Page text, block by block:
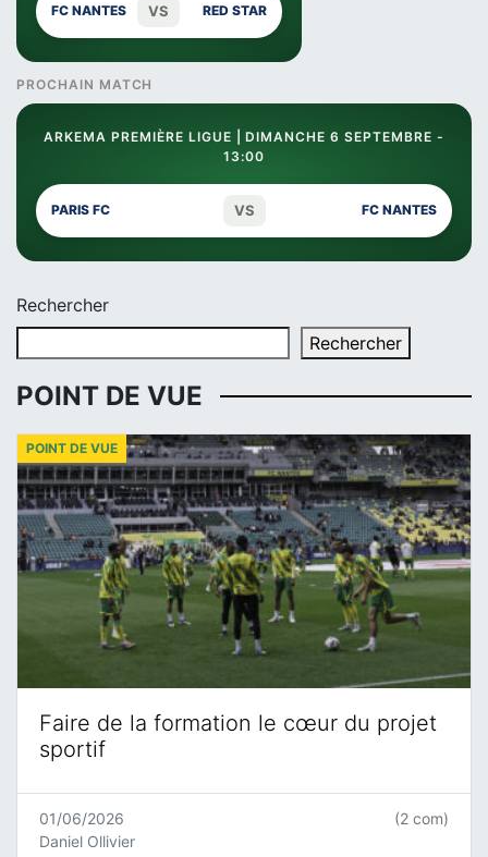
FC NANTES VS RED STAR
PROCHAIN MATCH
ARKEMA PREMIÈRE LIGUE | DIMANCHE 6 SEPTEMBRE -
13:00
PARIS FC VS FC NANTES
Rechercher
Rechercher
POINT DE VUE
Faire de la formation le cœur du projet
sportif
POINT DE VUE
01/06/2026
Daniel Ollivier
(2 com)